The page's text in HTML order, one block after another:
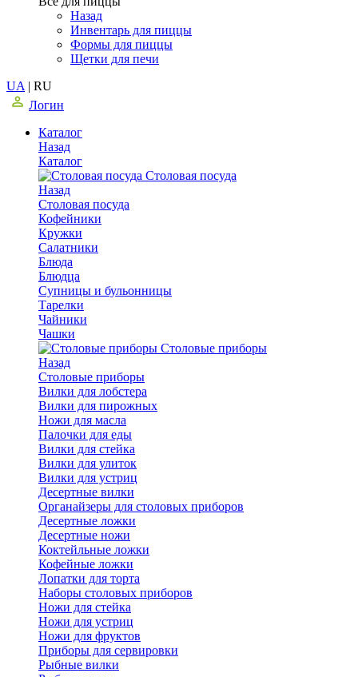
Назад
Инвентарь для пиццы
Формы для пиццы
Щетки для печи
UA | RU
Логин
Каталог
Назад
Каталог
Столовая посуда
Назад
Столовая посуда
Кофейники
Кружки
Салатники
Блюда
Блюдца
Супницы и бульонницы
Тарелки
Чайники
Чашки
Cтоловые приборы
Назад
Cтоловые приборы
Вилки для лобстера
Вилки для пирожных
Ножи для масла
Палочки для еды
Вилки для стейка
Вилки для улиток
Вилки для устриц
Десертные вилки
Органайзеры для столовых приборов
Десертные ложки
Десертные ножи
Коктейльные ложки
Кофейные ложки
Лопатки для торта
Наборы столовых приборов
Ножи для стейка
Ножи для устриц
Ножи для фруктов
Приборы для сервировки
Рыбные вилки